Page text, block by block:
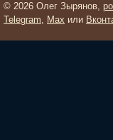
© 2026 Олег Зырянов,
Telegram, Max или